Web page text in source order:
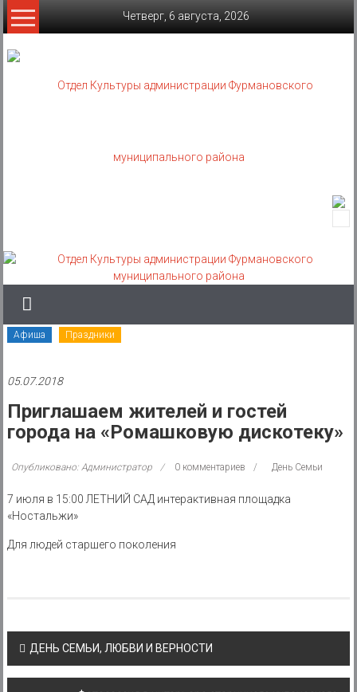
Skip
to
Четверг, 6 августа, 2026
администрации
Фурмановского
муниципального
казенное
учреждение
Афиша Праздники
05.07.2018
Приглашаем жителей и гостей
города на «Ромашковую дискотеку»
Опубликовано: Администратор 0 комментариев День Семьи
7 июля в 15:00 ЛЕТНИЙ САД интерактивная площадка
«Ностальжи»
Для людей старшего поколения
Post
navigation
ДЕНЬ СЕМЬИ, ЛЮБВИ И ВЕРНОСТИ